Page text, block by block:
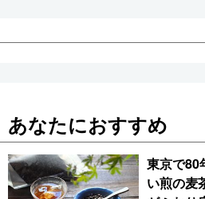
あなたにおすすめ
東京で80
い煎の麦